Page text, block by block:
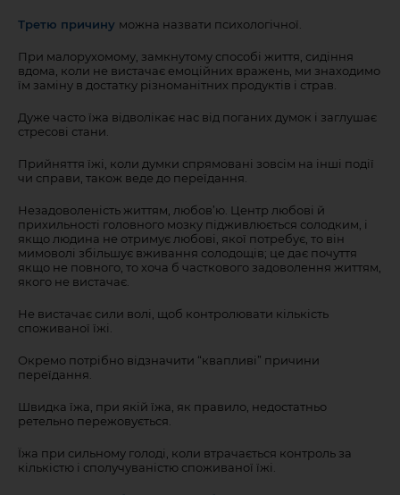
Третю причину можна назвати психологічної.
При малорухомому, замкнутому способі життя, сидіння
вдома, коли не вистачає емоційних вражень, ми знаходимо
їм заміну в достатку різноманітних продуктів і страв.
Дуже часто їжа відволікає нас від поганих думок і заглушає
стресові стани.
Прийняття їжі, коли думки спрямовані зовсім на інші події
чи справи, також веде до переїдання.
Незадоволеність життям, любов’ю. Центр любові й
прихильності головного мозку підживлюється солодким, і
якщо людина не отримує любові, якої потребує, то він
мимоволі збільшує вживання солодощів; це дає почуття
якщо не повного, то хоча б часткового задоволення життям,
якого не вистачає.
Не вистачає сили волі, щоб контролювати кількість
споживаної їжі.
Окремо потрібно відзначити “квапливі” причини
переїдання.
Швидка їжа, при якій їжа, як правило, недостатньо
ретельно пережовується.
Їжа при сильному голоді, коли втрачається контроль за
кількістю і сполучуваністю споживаної їжі.